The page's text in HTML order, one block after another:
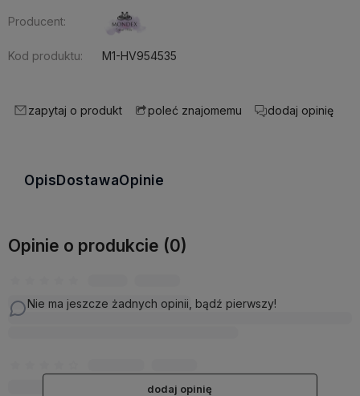
Producent:
Kod produktu: M1-HV954535
zapytaj o produkt poleć znajomemu dodaj opinię
OpisDostawaOpinie
Opinie o produkcie (0)
Nie ma jeszcze żadnych opinii, bądź pierwszy!
dodaj opinię